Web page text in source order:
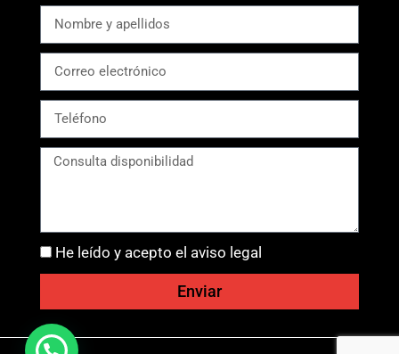
He leído y acepto el aviso legal
Enviar